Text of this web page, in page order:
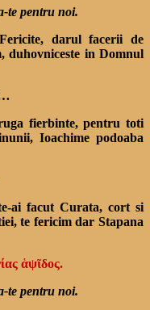
te pentru noi.
darul facerii de
duhovniceste in Domnul
fierbinte, pentru toti
Ioachime podoaba
ai facut Curata, cort si
te fericim dar Stapana
ἁψῖδος.
te pentru noi.